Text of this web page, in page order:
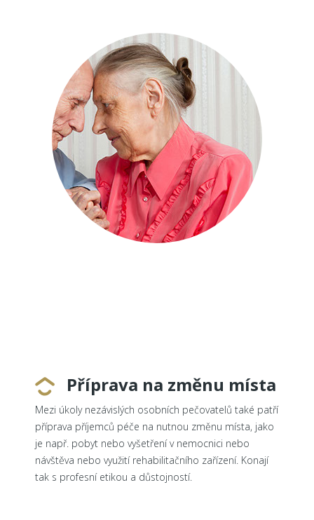
Příprava na změnu místa
Mezi úkoly nezávislých osobních pečovatelů také patří
příprava příjemců péče na nutnou změnu místa, jako
je např. pobyt nebo vyšetření v nemocnici nebo
návštěva nebo využití rehabilitačního zařízení. Konají
tak s profesní etikou a důstojností.